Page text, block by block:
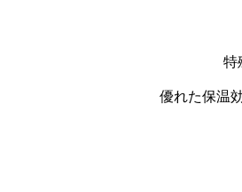
特
優れた保温